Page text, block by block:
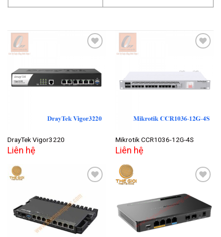
Add to
wishlist
DrayTek Vigor3220
Liên hệ
Add to
wishlist
Mikrotik CCR1036-12G-4S
Liên hệ
Add to
wishlist
Add to
wishlist